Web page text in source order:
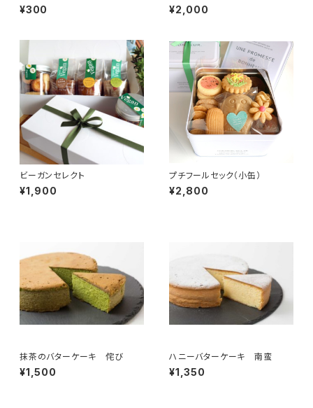
¥300 ¥2,000
ビーガンセレクト
¥1,900
プチフールセック（小缶）
¥2,800
抹茶のバターケーキ 侘び
¥1,500
ハニーバターケーキ 南蛮
¥1,350